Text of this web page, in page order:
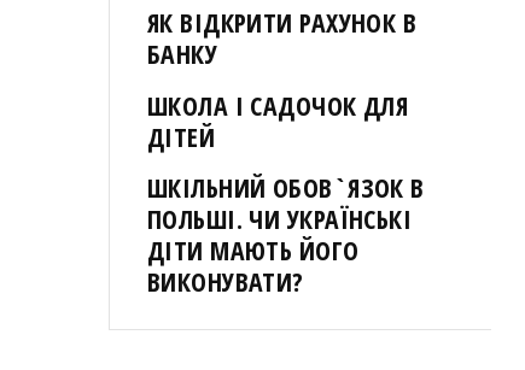
ЯК ВІДКРИТИ РАХУНОК В
БАНКУ
ШКОЛА І САДОЧОК ДЛЯ
ДІТЕЙ
ШКІЛЬНИЙ ОБОВ`ЯЗОК В
ПОЛЬШІ. ЧИ УКРАЇНСЬКІ
ДІТИ МАЮТЬ ЙОГО
ВИКОНУВАТИ?